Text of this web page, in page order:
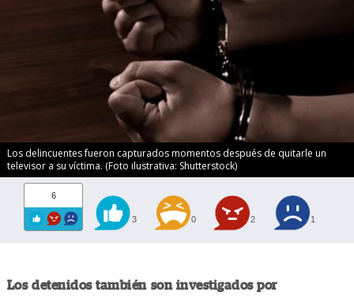
Los delincuentes fueron capturados momentos después de quitarle un
televisor a su víctima. (Foto ilustrativa: Shutterstock)
6
3 0 2 1
Los detenidos también son investigados por